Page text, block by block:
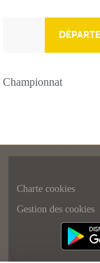
Championnat
Charte cookies
Gestion des cookies